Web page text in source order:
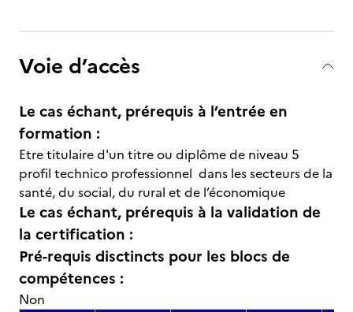
Voie d’accès
Le cas échant, prérequis à l’entrée en
formation :
Etre titulaire d'un titre ou diplôme de niveau 5
profil technico professionnel dans les secteurs de la
santé, du social, du rural et de l’économique
Le cas échant, prérequis à la validation de
la certification :
Pré-requis disctincts pour les blocs de
compétences :
Non